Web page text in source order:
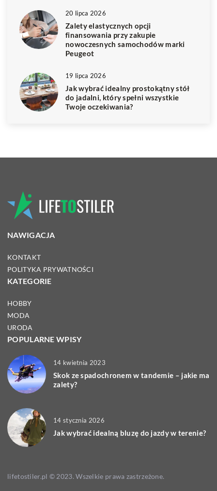
20 lipca 2026
Zalety elastycznych opcji
finansowania przy zakupie
nowoczesnych samochodów marki
Peugeot
19 lipca 2026
Jak wybrać idealny prostokątny stół
do jadalni, który spełni wszystkie
Twoje oczekiwania?
NAWIGACJA
KONTAKT
POLITYKA PRYWATNOŚCI
KATEGORIE
HOBBY
MODA
URODA
POPULARNE WPISY
14 kwietnia 2023
Skok ze spadochronem w tandemie – jakie ma
zalety?
14 stycznia 2026
Jak wybrać idealną bluzę do jazdy w terenie?
lifetostiler.pl © 2023. Wszelkie prawa zastrzeżone.